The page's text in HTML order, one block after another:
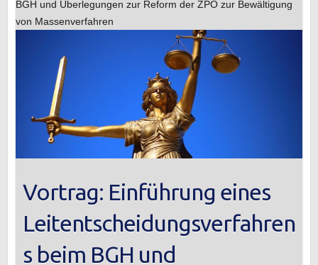
BGH und Überlegungen zur Reform der ZPO zur Bewältigung
von Massenverfahren
Vortrag: Einführung eines
Leitentscheidungsverfahren
s beim BGH und